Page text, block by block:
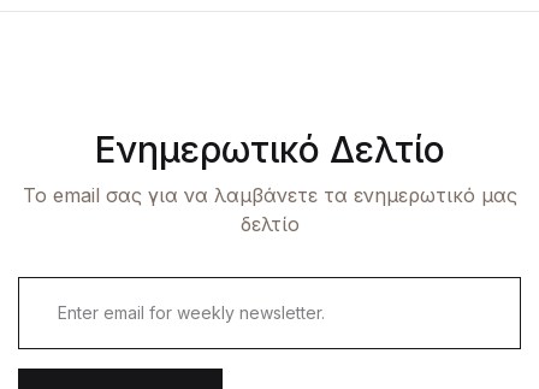
Ενημερωτικό Δελτίο
Το email σας για να λαμβάνετε τα ενημερωτικό μας
δελτίο